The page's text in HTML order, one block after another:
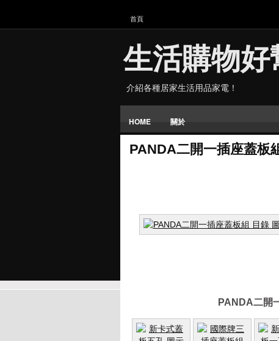
首頁
生活購物好
介紹各種居家生活用品家電！
HOME 關於
PANDA二開一插座蓋板
PANDA二開